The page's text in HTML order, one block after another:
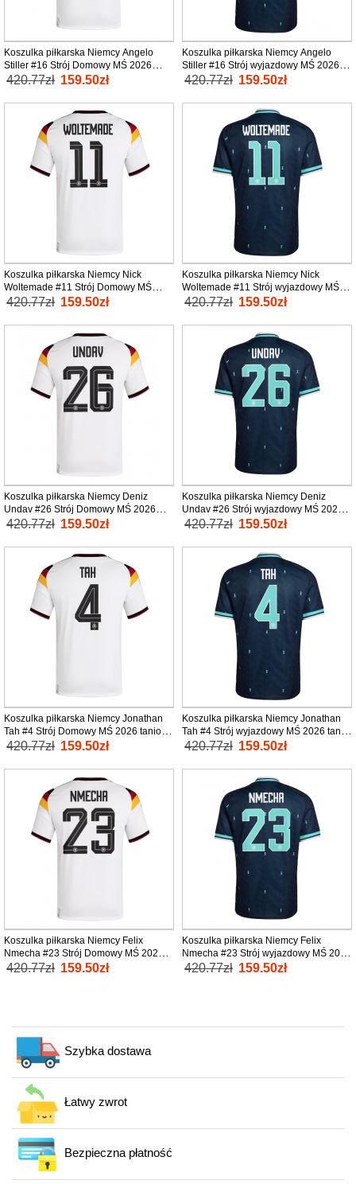
Koszulka piłkarska Niemcy Angelo
Stiller #16 Strój Domowy MŚ 2026
tanio Krótki Rękaw
420.77zł 159.50zł
Koszulka piłkarska Niemcy Angelo
Stiller #16 Strój wyjazdowy MŚ 2026
tanio Krótki Rękaw
420.77zł 159.50zł
Koszulka piłkarska Niemcy Nick
Woltemade #11 Strój Domowy MŚ
2026 tanio Krótki Rękaw
420.77zł 159.50zł
Koszulka piłkarska Niemcy Nick
Woltemade #11 Strój wyjazdowy MŚ
2026 tanio Krótki Rękaw
420.77zł 159.50zł
Koszulka piłkarska Niemcy Deniz
Undav #26 Strój Domowy MŚ 2026
tanio Krótki Rękaw
420.77zł 159.50zł
Koszulka piłkarska Niemcy Deniz
Undav #26 Strój wyjazdowy MŚ 2026
tanio Krótki Rękaw
420.77zł 159.50zł
Koszulka piłkarska Niemcy Jonathan
Tah #4 Strój Domowy MŚ 2026 tanio
Krótki Rękaw
420.77zł 159.50zł
Koszulka piłkarska Niemcy Jonathan
Tah #4 Strój wyjazdowy MŚ 2026 tanio
Krótki Rękaw
420.77zł 159.50zł
Koszulka piłkarska Niemcy Felix
Nmecha #23 Strój Domowy MŚ 2026
tanio Krótki Rękaw
420.77zł 159.50zł
Koszulka piłkarska Niemcy Felix
Nmecha #23 Strój wyjazdowy MŚ 2026
tanio Krótki Rękaw
420.77zł 159.50zł
Szybka dostawa
Łatwy zwrot
Bezpieczna płatność